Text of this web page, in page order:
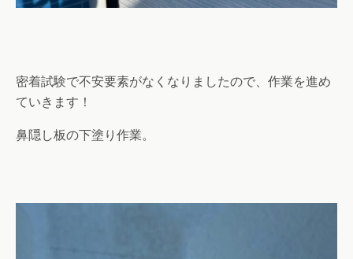
密着試験で不安要素がなくなりましたので、作業を進め
ていきます！
鼻隠し板の下塗り作業。